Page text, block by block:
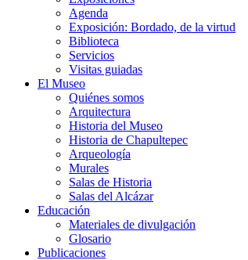
Agenda
Exposición: Bordado, de la virtud
Biblioteca
Servicios
Visitas guiadas
El Museo
Quiénes somos
Arquitectura
Historia del Museo
Historia de Chapultepec
Arqueología
Murales
Salas de Historia
Salas del Alcázar
Educación
Materiales de divulgación
Glosario
Publicaciones